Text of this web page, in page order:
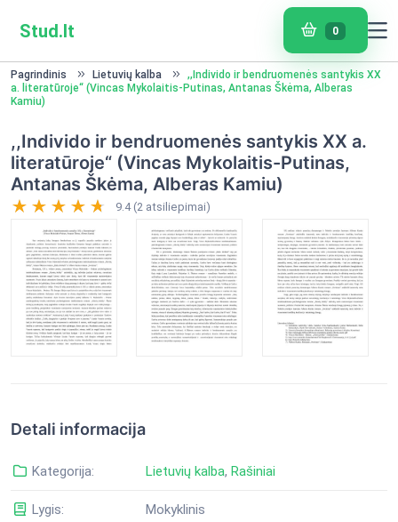
Stud.lt 0
Pagrindinis Lietuvių kalba
,,Individo ir bendruomenės santykis XX
a. literatūroje“ (Vincas Mykolaitis-Putinas, Antanas Škėma, Alberas
Kamiu)
,,Individo ir bendruomenės santykis XX a.
literatūroje“ (Vincas Mykolaitis-Putinas,
Antanas Škėma, Alberas Kamiu)
9.4 (2 atsiliepimai)
Detali informacija
Kategorija: Lietuvių kalba, Rašiniai
Lygis: Mokyklinis